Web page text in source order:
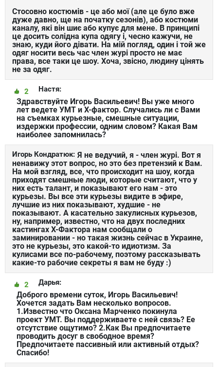
Стосовно костюмів - це або мої (але це було вже
дуже давно, ще на початку сезонів), або костюми
каналу, які він шиє або купує для мене. В принципі
це досить солідна купа одягу і, чесно кажучи, не
знаю, куди його дівати. На мій погляд, один і той же
одяг носити весь час член журі просто не має
права, все таки це шоу. Хоча, звісно, людину цінять
не за одяг.
Настя:
2
Здравствуйте Игорь Васильевич! Вы уже много
лет ведете УМТ и Х-фактор. Случались ли с Вами
на съемках курьезные, смешные ситуации,
издержки профессии, одним словом? Какая Вам
наиболее запомнилась?
Игорь Кондратюк: Я не ведучий, я - член журі. Вот я
ненавижу этот вопрос, но это без претензий к Вам.
На мой взгляд, все, что происходит на шоу, когда
приходят смешные люди, которые считают, что у
них есть талант, и показывают его нам - это
курьезы. Вы все эти курьезы видите в эфире,
лучшие из них показывают, худшие - не
показывают. А касательно закулисных курьезов,
ну, например, известно, что на двух последних
кастингах Х-Фактора нам сообщали о
заминировании - но такая жизнь сейчас в Украине,
это не курьезы, это какой-то идиотизм. За
кулисами все по-рабочему, поэтому рассказывать
какие-то рабочие секреты я вам не буду :)
Дарья:
2
Доброго времени суток, Игорь Васильевич!
Хочется задать Вам несколько вопросов.
1.Известно что Оксана Марченко покинула
проект УМТ. Вы поддерживаете с ней связь? Ее
отсутствие ощутимо? 2.Как Вы предпочитаете
проводить досуг в свободное время?
Предпочитаете пассивный или активный отдых?
Спасибо!